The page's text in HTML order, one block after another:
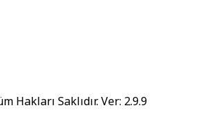
Hakları Saklıdır. Ver: 2.9.9